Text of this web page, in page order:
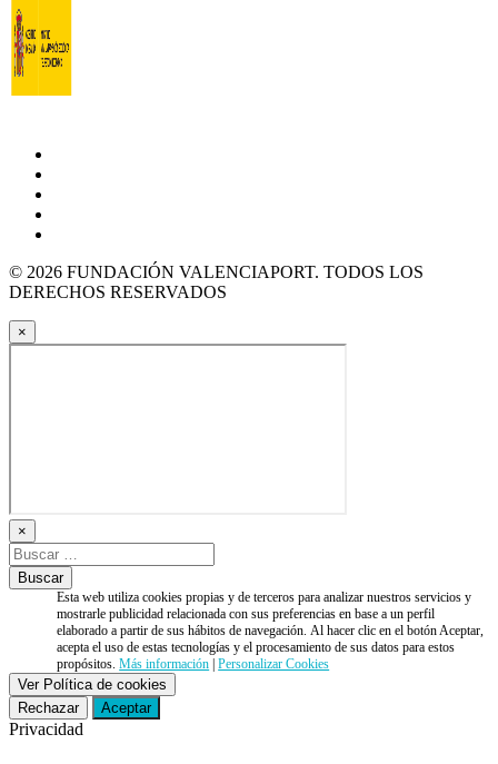
© 2026 FUNDACIÓN VALENCIAPORT. TODOS LOS
DERECHOS RESERVADOS
×
×
Esta web utiliza cookies propias y de terceros para analizar nuestros servicios y
mostrarle publicidad relacionada con sus preferencias en base a un perfil
elaborado a partir de sus hábitos de navegación. Al hacer clic en el botón Aceptar,
acepta el uso de estas tecnologías y el procesamiento de sus datos para estos
propósitos.Más información |Personalizar Cookies
Ver Política de cookies
Rechazar
Aceptar
Privacidad